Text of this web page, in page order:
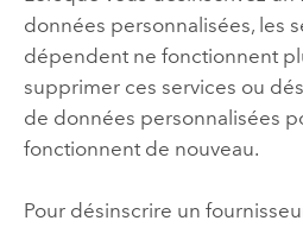
données personnalisées, les
dépendent ne fonctionnent
supprimer ces services ou
de données personnalisées
fonctionnent de nouveau.
Pour désinscrire un